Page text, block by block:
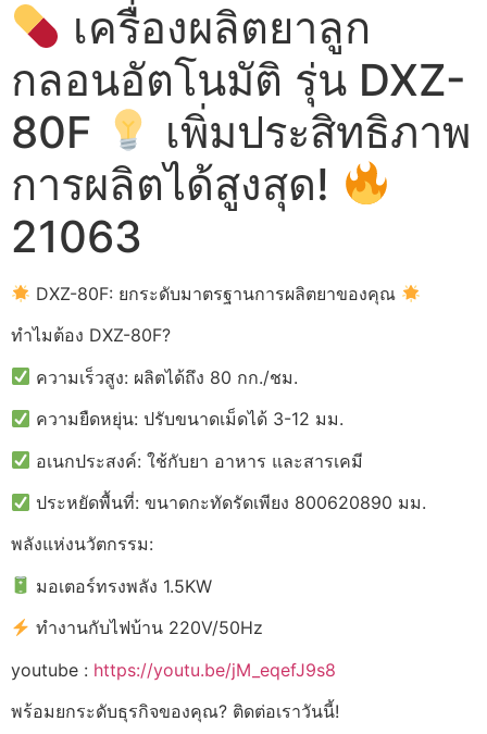
เครื่องผลิตยาลูก
กลอนอัตโนมัติ รุ่น DXZ-
80F
เพิ่มประสิทธิภาพ
การผลิตได้สูงสุด!
21063
DXZ-80F: ยกระดับมาตรฐานการผลิตยาของคุณ
ทำไมต้อง DXZ-80F?
ความเร็วสูง: ผลิตได้ถึง 80 กก./ชม.
ความยืดหยุ่น: ปรับขนาดเม็ดได้ 3-12 มม.
อเนกประสงค์: ใช้กับยา อาหาร และสารเคมี
ประหยัดพื้นที่: ขนาดกะทัดรัดเพียง 800620890 มม.
พลังแห่งนวัตกรรม:
มอเตอร์ทรงพลัง 1.5KW
ทำงานกับไฟบ้าน 220V/50Hz
youtube : https://youtu.be/jM_eqefJ9s8
พร้อมยกระดับธุรกิจของคุณ? ติดต่อเราวันนี้!